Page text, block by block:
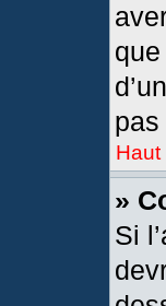
Haut
»
Si